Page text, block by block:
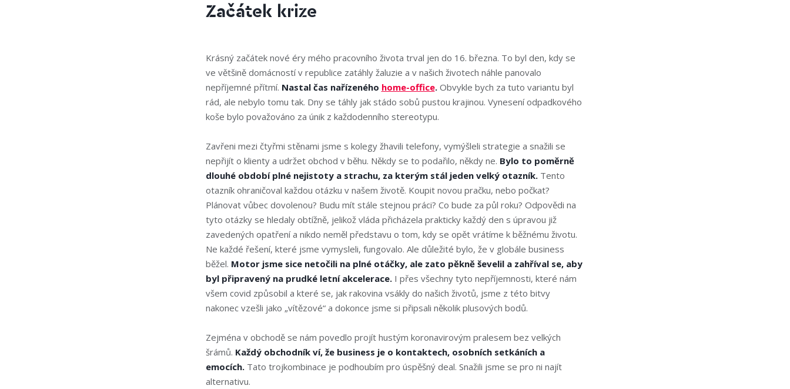
Začátek krize
Krásný začátek nové éry mého pracovního života trval jen do 16. března. To byl den, kdy se
ve většině domácností v republice zatáhly žaluzie a v našich životech náhle panovalo
nepříjemné přítmí. Nastal čas nařízeného home-office.Obvykle bych za tuto variantu byl
rád, ale nebylo tomu tak. Dny se táhly jak stádo sobů pustou krajinou. Vynesení odpadkového
koše bylo považováno za únik z každodenního stereotypu.
Zavřeni mezi čtyřmi stěnami jsme s kolegy žhavili telefony, vymýšleli strategie a snažili se
nepřijít o klienty a udržet obchod v běhu. Někdy se to podařilo, někdy ne. Bylo to poměrně
dlouhé období plné nejistoty a strachu, za kterým stál jeden velký otazník.Tento
otazník ohraničoval každou otázku v našem životě. Koupit novou pračku, nebo počkat?
Plánovat vůbec dovolenou? Budu mít stále stejnou práci? Co bude za půl roku? Odpovědi na
tyto otázky se hledaly obtížně, jelikož vláda přicházela prakticky každý den s úpravou již
zavedených opatření a nikdo neměl představu o tom, kdy se opět vrátíme k běžnému životu.
Ne každé řešení, které jsme vymysleli, fungovalo. Ale důležité bylo, že v globále business
běžel. Motor jsme sice netočili na plné otáčky, ale zato pěkně ševelil a zahříval se, aby
byl připravený na prudké letní akcelerace.I přes všechny tyto nepříjemnosti, které nám
všem covid způsobil a které se, jak rakovina vsákly do našich životů, jsme z této bitvy
nakonec vzešli jako „vítězové“ a dokonce jsme si připsali několik plusových bodů.
Zejména v obchodě se nám povedlo projít hustým koronavirovým pralesem bez velkých
šrámů. Každý obchodník ví, že business je o kontaktech, osobních setkáních a
emocích.Tato trojkombinace je podhoubím pro úspěšný deal. Snažili jsme se pro ni najít
alternativu.